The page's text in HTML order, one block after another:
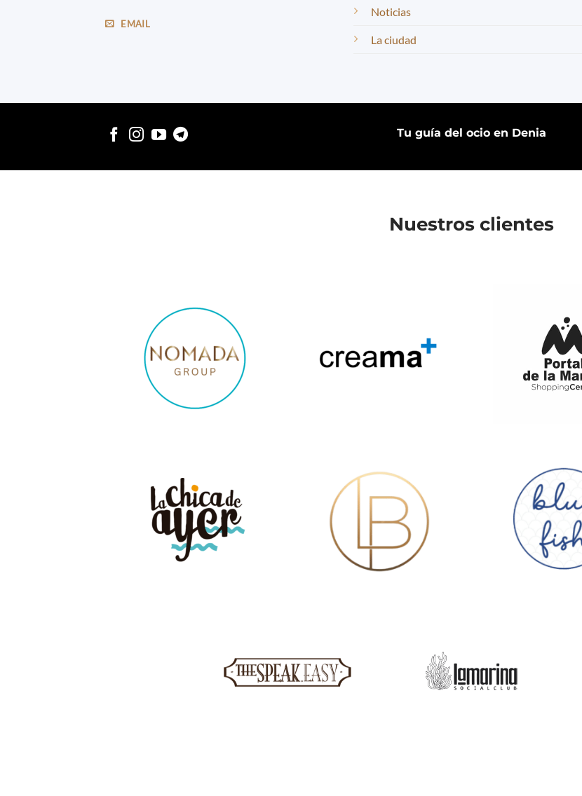
EMAIL
Noticias
La ciudad
Tu guía del ocio en Denia
Nuestros clientes